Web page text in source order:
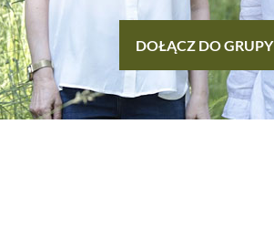
DOŁĄCZ DO GRUPY